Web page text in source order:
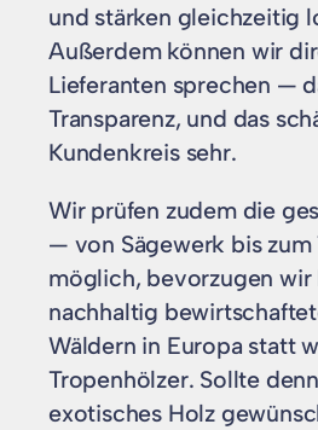
und stärken gleichzeitig
Außerdem können wir
Lieferanten sprechen —
Transparenz, und das
Kundenkreis sehr.
Wir prüfen zudem die
— von Sägewerk bis zum
möglich, bevorzugen wir
nachhaltig
Wäldern in Europa statt
Tropenhölzer. Sollte
exotisches Holz